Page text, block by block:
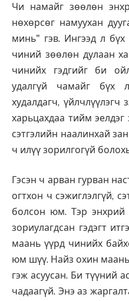
Чи намайг зөөлөн
нөхөрсөг намуухан
минь" гэв. Ингээд л
чиний зөөлөн дулаан
чинийх гэдгийг би
удалгүй чамайг бүх
худалдагч, үйлчлүүлэгч
харьцахдаа тийм
сэтгэлийн наалинхай
ч илүү зорилгогүй
Гэсэн ч арван гурван
огтхон ч сэжиглэлгүй,
болсон юм. Тэр энхрий
зориулагдсан гэдэгт
маань үүрд чинийх
юм шүү. Найз охин
гэж асуусан. Би түүний
чадаагүй. Энэ аз